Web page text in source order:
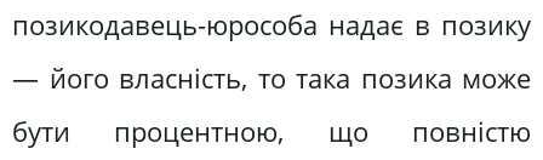
позикодавець-юрособа надає в позику
— його власність, то така позика може
бути процентною, що повністю